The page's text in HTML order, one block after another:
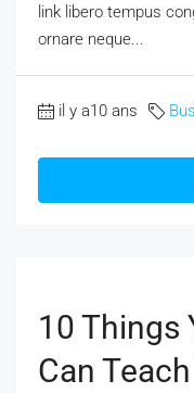
link libero tempus
ornare neque...
il y a10 ans
10 Things
Can